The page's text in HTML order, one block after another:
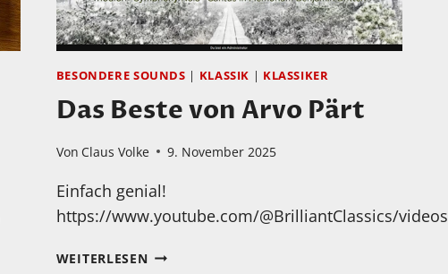
BESONDERE SOUNDS | KLASSIK | KLASSIKER
Das Beste von Arvo Pärt
Von Claus Volke 9. November 2025
Einfach genial!
https://www.youtube.com/@BrilliantClassics/videos
WEITERLESENDAS